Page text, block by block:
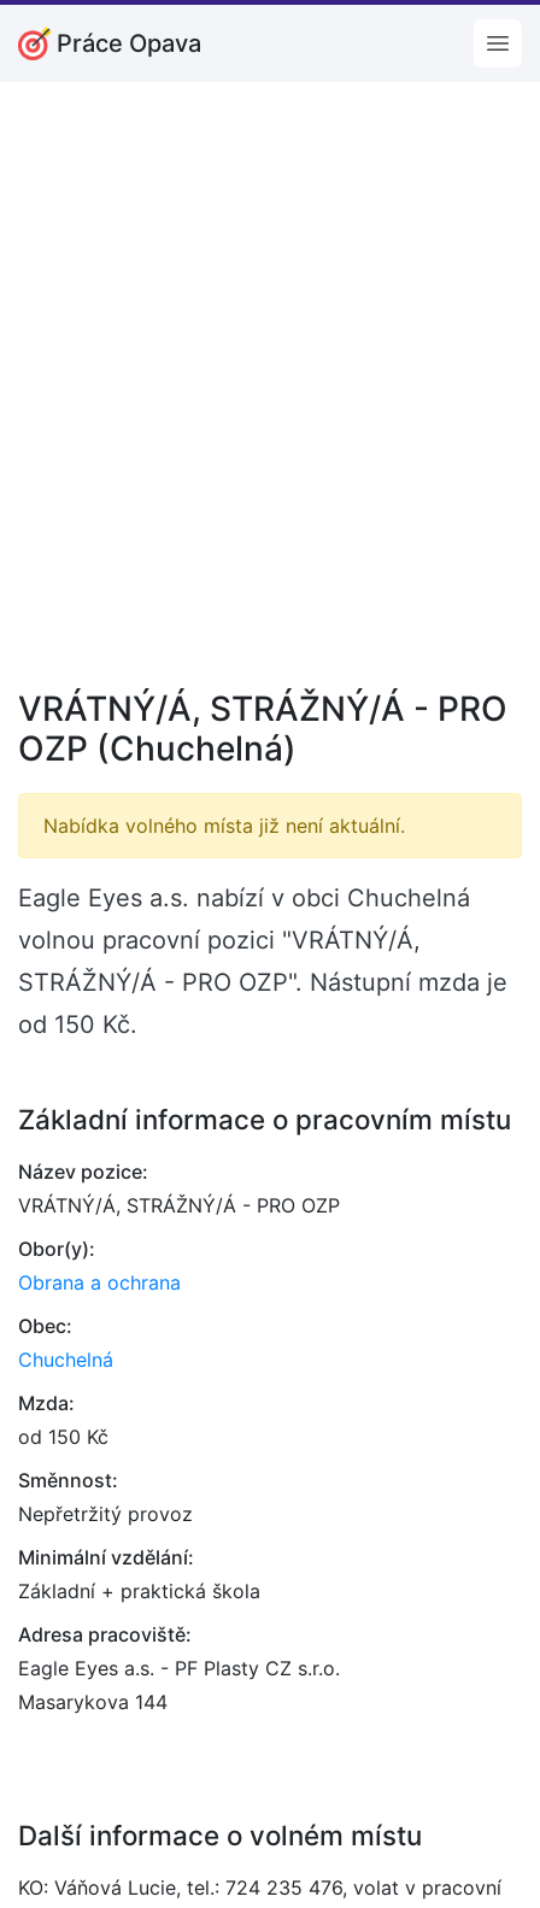
Práce Opava
VRÁTNÝ/Á, STRÁŽNÝ/Á - PRO
OZP (Chuchelná)
Nabídka volného místa již není aktuální.
Eagle Eyes a.s. nabízí v obci Chuchelná
volnou pracovní pozici "VRÁTNÝ/Á,
STRÁŽNÝ/Á - PRO OZP". Nástupní mzda je
od 150 Kč.
Základní informace o pracovním místu
Název pozice:
VRÁTNÝ/Á, STRÁŽNÝ/Á - PRO OZP
Obor(y):
Obrana a ochrana
Obec:
Chuchelná
Mzda:
od 150 Kč
Směnnost:
Nepřetržitý provoz
Minimální vzdělání:
Základní + praktická škola
Adresa pracoviště:
Eagle Eyes a.s. - PF Plasty CZ s.r.o.
Masarykova 144
Další informace o volném místu
KO: Váňová Lucie, tel.: 724 235 476, volat v pracovní